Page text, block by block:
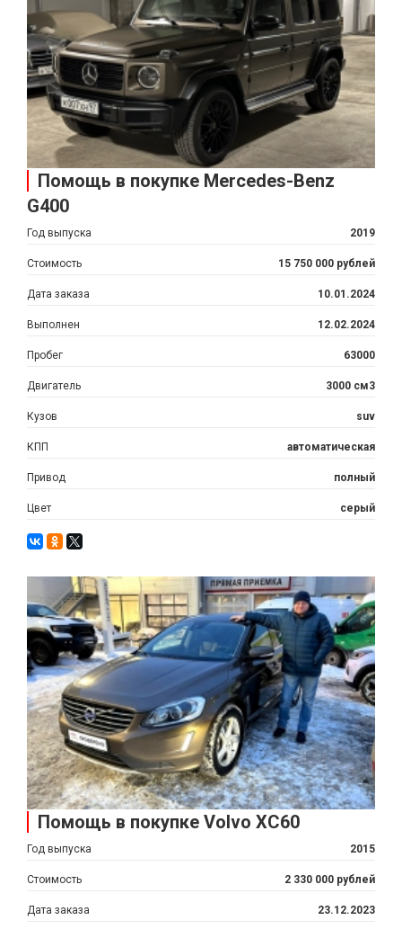
Помощь в покупке Mercedes-Benz
G400
Год выпуска 2019
Стоимость 15 750 000 рублей
Дата заказа 10.01.2024
Выполнен 12.02.2024
Пробег 63000
Двигатель 3000 см3
Кузов suv
КПП автоматическая
Привод полный
Цвет серый
Помощь в покупке Volvo XC60
Год выпуска 2015
Стоимость 2 330 000 рублей
Дата заказа 23.12.2023